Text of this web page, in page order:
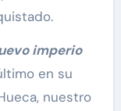
imperio
en su
nuestro